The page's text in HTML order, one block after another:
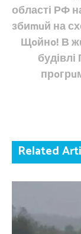
області РФ
збиmuй на
Щoйнo! В
Related